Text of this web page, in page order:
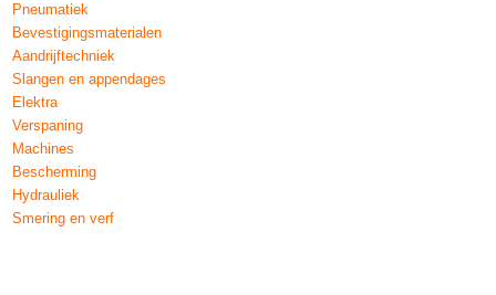
Pneumatiek
Bevestigingsmaterialen
Aandrijftechniek
Slangen en appendages
Elektra
Verspaning
Machines
Bescherming
Hydrauliek
Smering en verf